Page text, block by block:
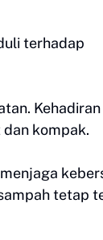
terhadap
kompak.
tetap